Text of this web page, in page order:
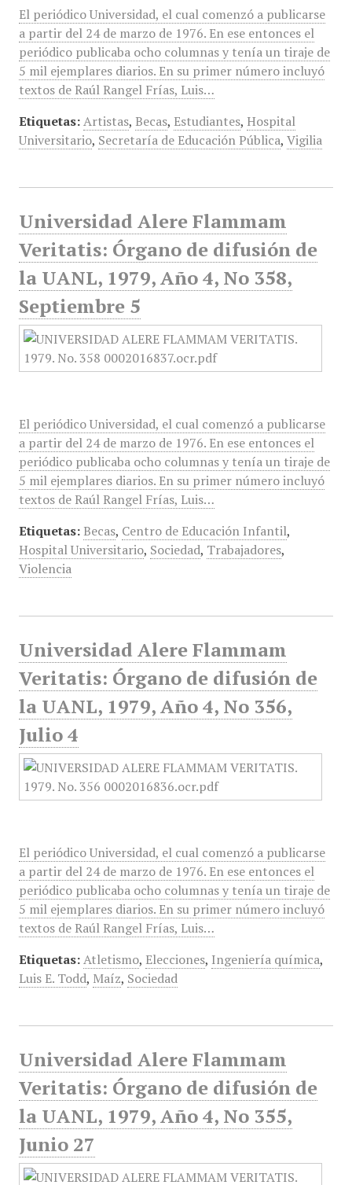
El periódico Universidad, el cual comenzó a publicarse
a partir del 24 de marzo de 1976. En ese entonces el
periódico publicaba ocho columnas y tenía un tiraje de
5 mil ejemplares diarios. En su primer número incluyó
textos de Raúl Rangel Frías, Luis…
Etiquetas: Artistas, Becas, Estudiantes, Hospital
Universitario, Secretaría de Educación Pública, Vigilia
Universidad Alere Flammam
Veritatis: Órgano de difusión de
la UANL, 1979, Año 4, No 358,
Septiembre 5
El periódico Universidad, el cual comenzó a publicarse
a partir del 24 de marzo de 1976. En ese entonces el
periódico publicaba ocho columnas y tenía un tiraje de
5 mil ejemplares diarios. En su primer número incluyó
textos de Raúl Rangel Frías, Luis…
Etiquetas: Becas, Centro de Educación Infantil,
Hospital Universitario, Sociedad, Trabajadores,
Violencia
Universidad Alere Flammam
Veritatis: Órgano de difusión de
la UANL, 1979, Año 4, No 356,
Julio 4
El periódico Universidad, el cual comenzó a publicarse
a partir del 24 de marzo de 1976. En ese entonces el
periódico publicaba ocho columnas y tenía un tiraje de
5 mil ejemplares diarios. En su primer número incluyó
textos de Raúl Rangel Frías, Luis…
Etiquetas: Atletismo, Elecciones, Ingeniería química,
Luis E. Todd, Maíz, Sociedad
Universidad Alere Flammam
Veritatis: Órgano de difusión de
la UANL, 1979, Año 4, No 355,
Junio 27